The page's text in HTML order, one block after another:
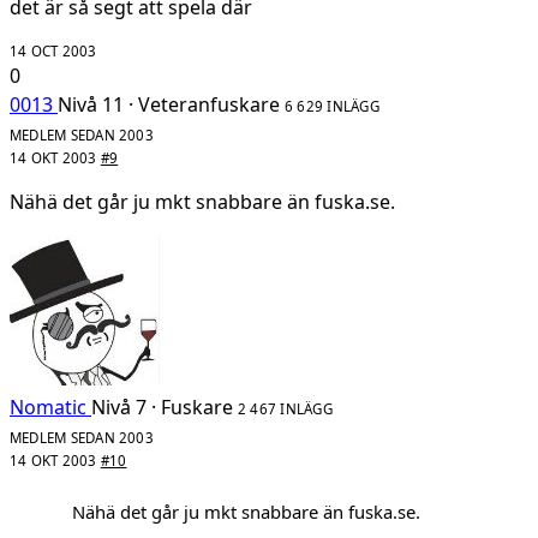
det är så segt att spela där
14 OCT 2003
0
0013 Nivå 11 · Veteranfuskare 6 629 INLÄGG
MEDLEM SEDAN 2003
14 OKT 2003 #9
Nähä det går ju mkt snabbare än fuska.se.
Nomatic Nivå 7 · Fuskare 2 467 INLÄGG
MEDLEM SEDAN 2003
14 OKT 2003 #10
Nähä det går ju mkt snabbare än fuska.se.